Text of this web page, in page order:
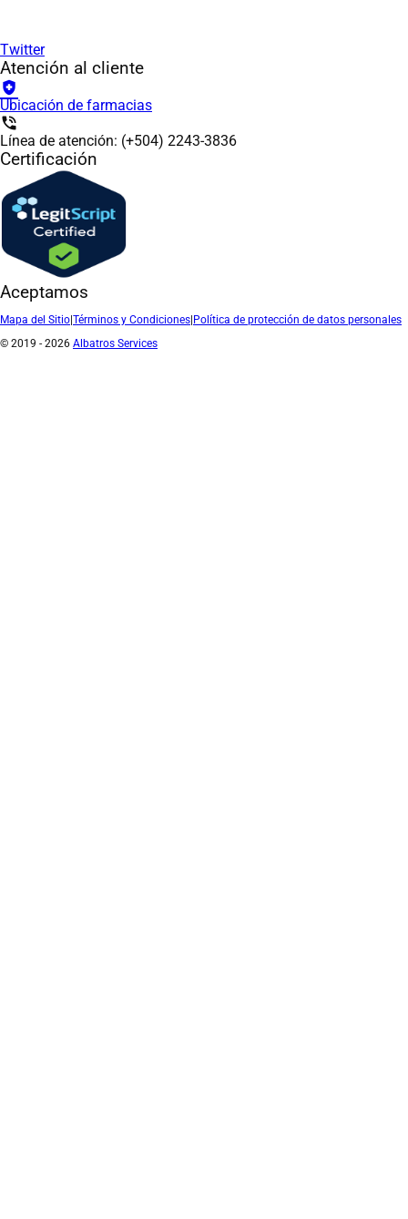
Twitter
Atención al cliente
health_and_safety
Ubicación de farmacias
phone_in_talk
Línea de atención: (+504) 2243-3836
Certificación
Aceptamos
Mapa del Sitio|Términos y Condiciones|Política de protección de datos personales
© 2019 - 2026 Albatros Services